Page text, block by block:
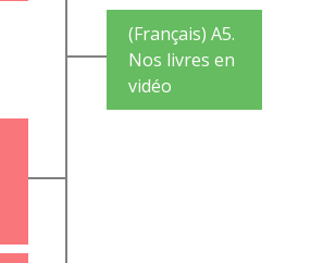
(Français) A5.
Nos livres en
vidéo